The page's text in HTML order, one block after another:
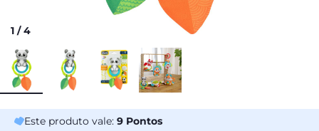
1 /4
Este produto vale: 9 Pontos